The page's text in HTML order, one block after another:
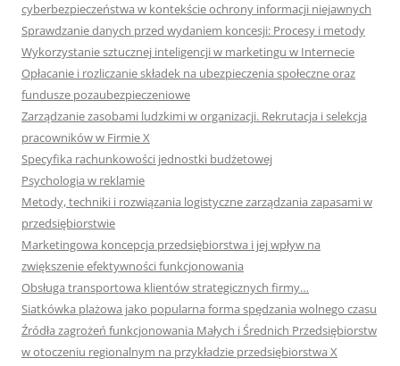
cyberbezpieczeństwa w kontekście ochrony informacji niejawnych
Sprawdzanie danych przed wydaniem koncesji: Procesy i metody
Wykorzystanie sztucznej inteligencji w marketingu w Internecie
Opłacanie i rozliczanie składek na ubezpieczenia społeczne oraz
fundusze pozaubezpieczeniowe
Zarządzanie zasobami ludzkimi w organizacji. Rekrutacja i selekcja
pracowników w Firmie X
Specyfika rachunkowości jednostki budżetowej
Psychologia w reklamie
Metody, techniki i rozwiązania logistyczne zarządzania zapasami w
przedsiębiorstwie
Marketingowa koncepcja przedsiębiorstwa i jej wpływ na
zwiększenie efektywności funkcjonowania
Obsługa transportowa klientów strategicznych firmy…
Siatkówka plażowa jako popularna forma spędzania wolnego czasu
Źródła zagrożeń funkcjonowania Małych i Średnich Przedsiębiorstw
w otoczeniu regionalnym na przykładzie przedsiębiorstwa X